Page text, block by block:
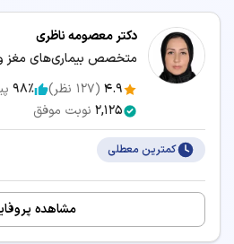
دکتر معصومه ناظری
متخصص بیماری‌های مغز
4.9
(
127 نظر) 98٪
2,125 نوبت موفق
کمترین معطلی
مشاهده